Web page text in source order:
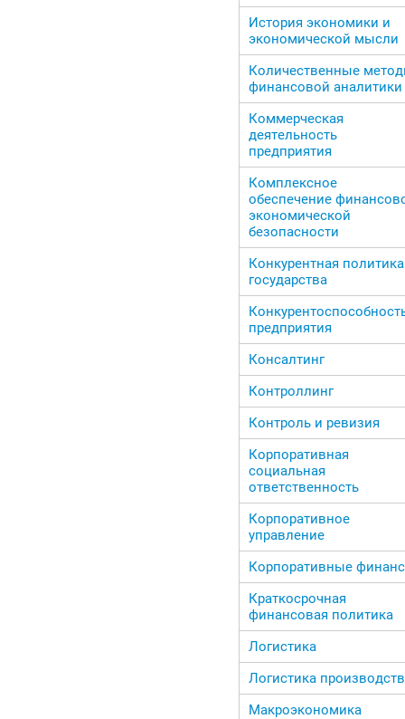
История экономики и
экономической мысли
Количественные
финансовой аналитики
Коммерческая
деятельность
предприятия
Комплексное
обеспечение
экономической
безопасности
Конкурентная политика
государства
предприятия
Консалтинг
Контроллинг
Контроль и ревизия
Корпоративная
социальная
ответственность
Корпоративное
управление
Корпоративные
Краткосрочная
финансовая политика
Логистика
Логистика
Макроэкономика